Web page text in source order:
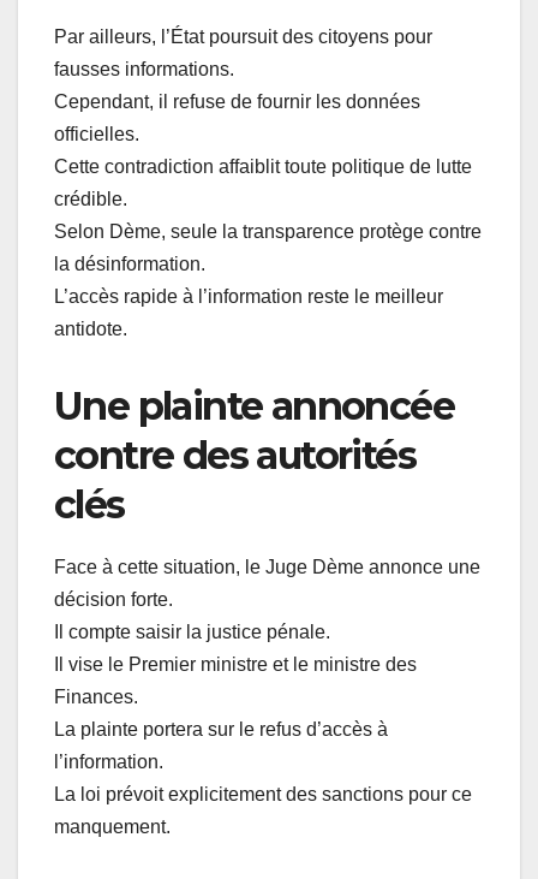
Par ailleurs, l’État poursuit des citoyens pour
fausses informations.
Cependant, il refuse de fournir les données
officielles.
Cette contradiction affaiblit toute politique de lutte
crédible.
Selon Dème, seule la transparence protège contre
la désinformation.
L’accès rapide à l’information reste le meilleur
antidote.
Une plainte annoncée
contre des autorités
clés
Face à cette situation, le Juge Dème annonce une
décision forte.
Il compte saisir la justice pénale.
Il vise le Premier ministre et le ministre des
Finances.
La plainte portera sur le refus d’accès à
l’information.
La loi prévoit explicitement des sanctions pour ce
manquement.